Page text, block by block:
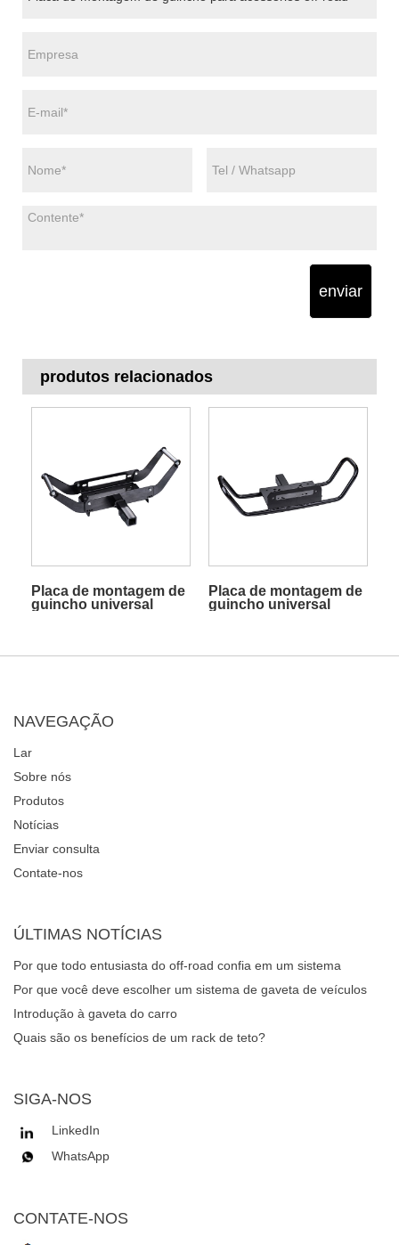
enviar
produtos relacionados
Placa de montagem de
guincho universal
Placa de montagem de
guincho universal
NAVEGAÇÃO
Lar
Sobre nós
Produtos
Notícias
Enviar consulta
Contate-nos
ÚLTIMAS NOTÍCIAS
Por que todo entusiasta do off-road confia em um sistema
robusto de gavetas de veículos para gerenciamento de
Por que você deve escolher um sistema de gaveta de veículos
para seu carro ou caminhão?
Introdução à gaveta do carro
Quais são os benefícios de um rack de teto?
SIGA-NOS
LinkedIn
WhatsApp
CONTATE-NOS